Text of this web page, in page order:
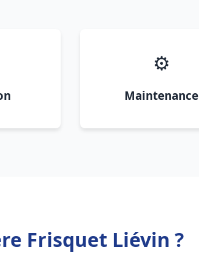
⚙️
Maintenance
Frisquet Liévin ?